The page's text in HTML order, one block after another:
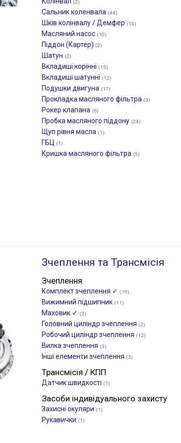
(2)
Сальник коленвала (44)
Шків колінвалу / Демфер (15)
Масляний насос (10)
Піддон (Картер) (2)
Шатун (2)
Вкладиші корінні (15)
Вкладиші шатунні (12)
Подушки двигуна (17)
Прокладка масляного фільтра (3)
Рокер клапана (6)
Пробка масляного піддону (24)
Щуп рівня масла (1)
ГБЦ (1)
Кришка масляного фільтра (5)
Зчеплення та Трансмісія
Зчеплення
Комплект зчеплення ✓ (19)
Вижимний підшипник (11)
Маховик ✓ (2)
Головний циліндр зчеплення (2)
Робочий циліндр зчеплення (12)
Вилка зчеплення (3)
Інші елементи зчеплення (3)
Трансмісія / КПП
Датчик швидкості (7)
Засоби індивідуального захисту
Захисні окуляри (1)
Рукавички (1)